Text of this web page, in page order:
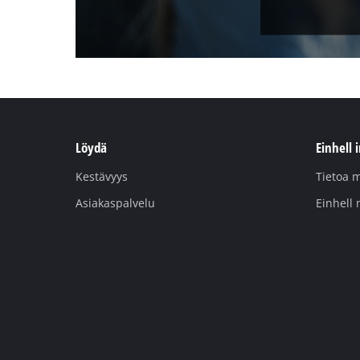
Löydä
Kestävyys
Asiakaspalvelu
Einhell
Tietoa
Einhell